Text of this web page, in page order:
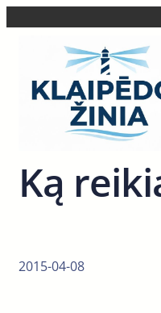
Ką
2015-04-08